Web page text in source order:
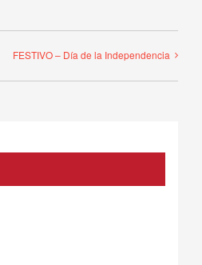
FESTIVO – Día de la Independencia